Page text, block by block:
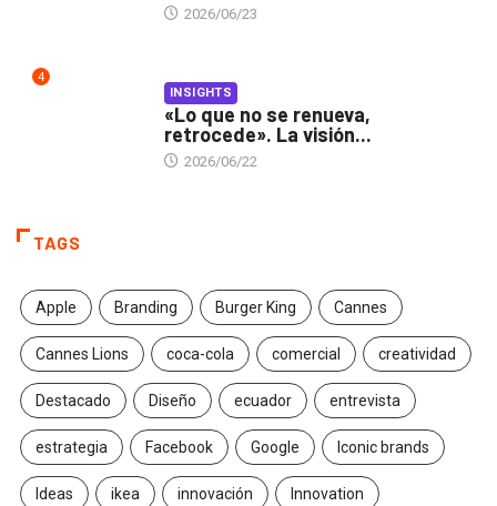
2026/06/23
4
INSIGHTS
«Lo que no se renueva,
retrocede». La visión...
2026/06/22
TAGS
Apple Branding Burger King Cannes
Cannes Lions coca-cola comercial creatividad
Destacado Diseño ecuador entrevista
estrategia Facebook Google Iconic brands
Ideas ikea innovación Innovation